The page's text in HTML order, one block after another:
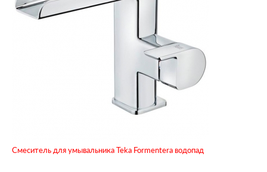
Смеситель для умывальника Teka Formentera водопад